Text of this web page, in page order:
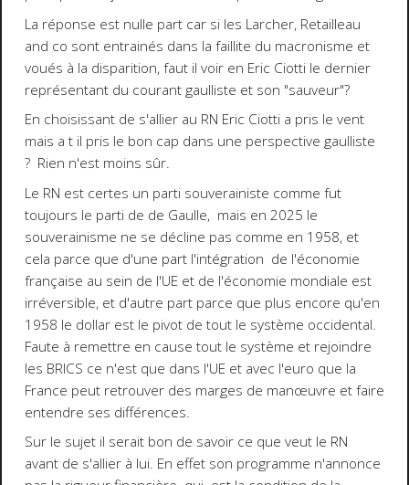
La réponse est nulle part car si les Larcher, Retailleau
and co sont entrainés dans la faillite du macronisme et
voués à la disparition, faut il voir en Eric Ciotti le dernier
représentant du courant gaulliste et son "sauveur"?
En choisissant de s'allier au RN Eric Ciotti a pris le vent
mais a t il pris le bon cap dans une perspective gaulliste
? Rien n'est moins sûr.
Le RN est certes un parti souverainiste comme fut
toujours le parti de de Gaulle, mais en 2025 le
souverainisme ne se décline pas comme en 1958, et
cela parce que d'une part l'intégration de l'économie
française au sein de l'UE et de l'économie mondiale est
irréversible, et d'autre part parce que plus encore qu'en
1958 le dollar est le pivot de tout le système occidental.
Faute à remettre en cause tout le système et rejoindre
les BRICS ce n'est que dans l'UE et avec l'euro que la
France peut retrouver des marges de manœuvre et faire
entendre ses différences.
Sur le sujet il serait bon de savoir ce que veut le RN
avant de s'allier à lui. En effet son programme n'annonce